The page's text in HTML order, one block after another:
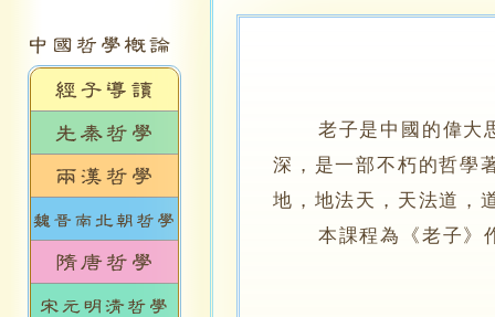
老子是中國的偉大
深，是一部不朽的哲學
地，地法天，天法道，
本課程為《老子》作